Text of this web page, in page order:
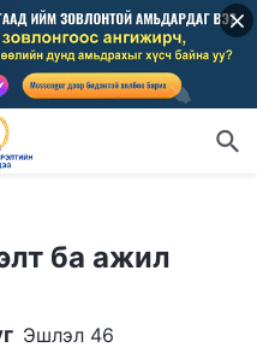
ба ажил
Эшлэл 46